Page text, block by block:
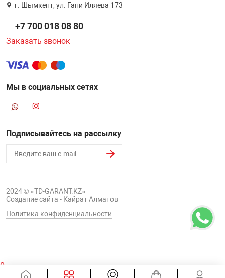
г. Шымкент, ул. Гани Иляева 173
+7 700 018 08 80
Заказать звонок
Мы в социальных сетях
Подписывайтесь на рассылку
2024 © «TD-GARANT.KZ»
Создание сайта - Кайрат Алматов
Политика конфиденциальности
0